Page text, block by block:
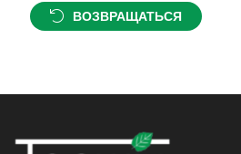
ВОЗВРАЩАТЬСЯ